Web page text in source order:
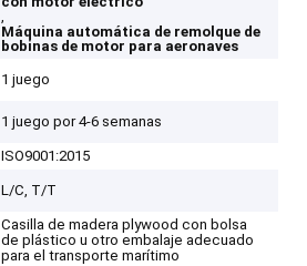
,
Máquina automática de remolque de
bobinas de motor para aeronaves
1 juego
1 juego por 4-6 semanas
ISO9001:2015
L/C, T/T
Casilla de madera plywood con bolsa
de plástico u otro embalaje adecuado
para el transporte marítimo